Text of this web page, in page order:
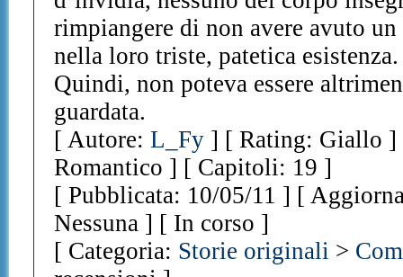
rimpiangere di non avere avuto
nella loro triste, patetica esistenza.
Quindi, non poteva essere
guardata.
[ Autore: L_Fy] [ Rating: Giallo ]
Romantico ] [ Capitoli: 19 ]
[ Pubblicata: 10/05/11 ] [
Nessuna ] [ In corso ]
[ Categoria: Storie originali >